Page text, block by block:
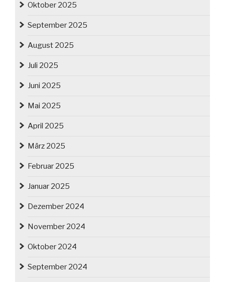
Oktober 2025
September 2025
August 2025
Juli 2025
Juni 2025
Mai 2025
April 2025
März 2025
Februar 2025
Januar 2025
Dezember 2024
November 2024
Oktober 2024
September 2024